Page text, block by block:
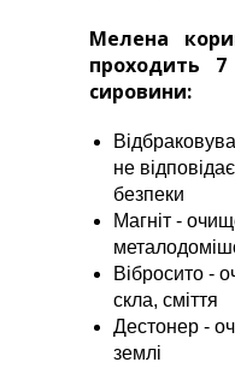
Мелена
проходить
сировини:
не
безпеки
Магніт -
Вібросито -
скла, сміття
Дестонер -
землі